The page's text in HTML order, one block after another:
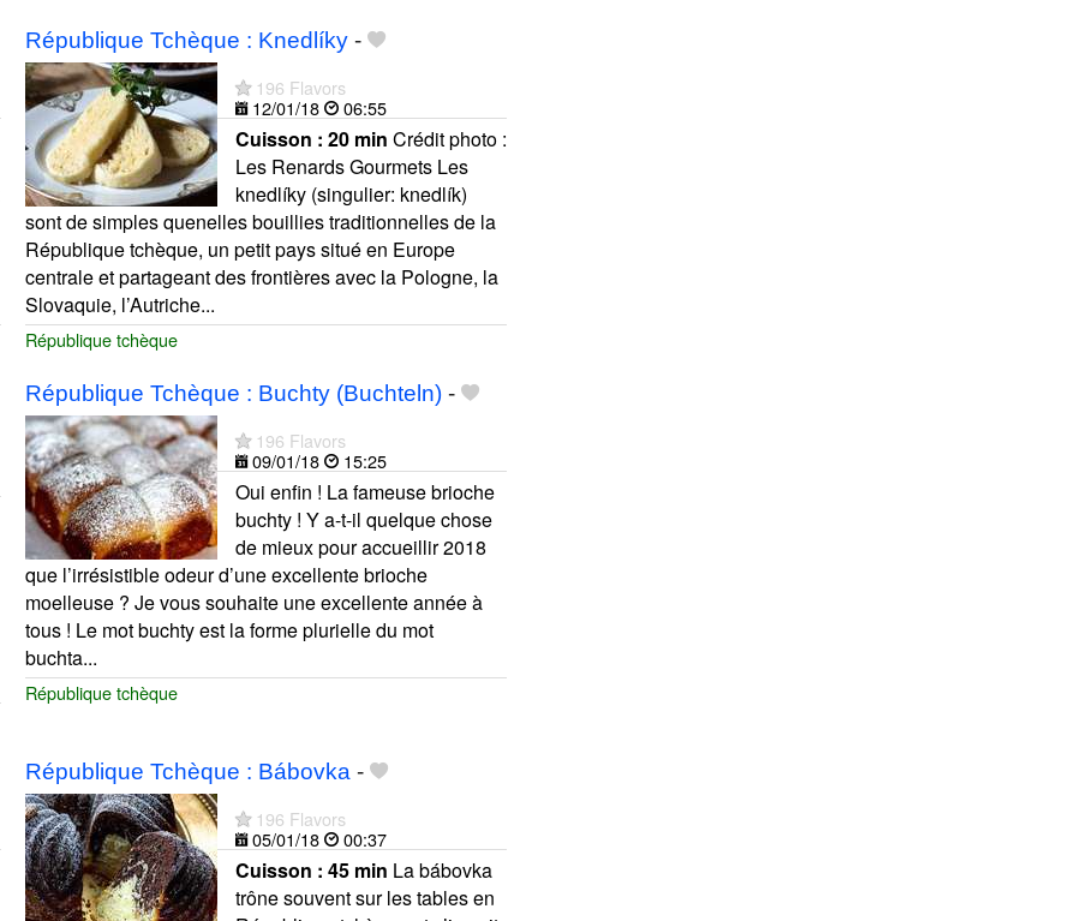
République Tchèque : Knedlíky-
196 Flavors
12/01/18
06:55
Cuisson : 20 min Crédit photo :
Les Renards Gourmets Les
knedlíky (singulier: knedlík)
sont de simples quenelles bouillies traditionnelles de la
République tchèque, un petit pays situé en Europe
centrale et partageant des frontières avec la Pologne, la
Slovaquie, l’Autriche...
République tchèque
République Tchèque : Buchty (Buchteln)-
196 Flavors
09/01/18
15:25
Oui enfin ! La fameuse brioche
buchty ! Y a-t-il quelque chose
de mieux pour accueillir 2018
que l’irrésistible odeur d’une excellente brioche
moelleuse ? Je vous souhaite une excellente année à
tous ! Le mot buchty est la forme plurielle du mot
buchta...
République tchèque
République Tchèque : Bábovka-
196 Flavors
05/01/18
00:37
Cuisson : 45 min La bábovka
trône souvent sur les tables en